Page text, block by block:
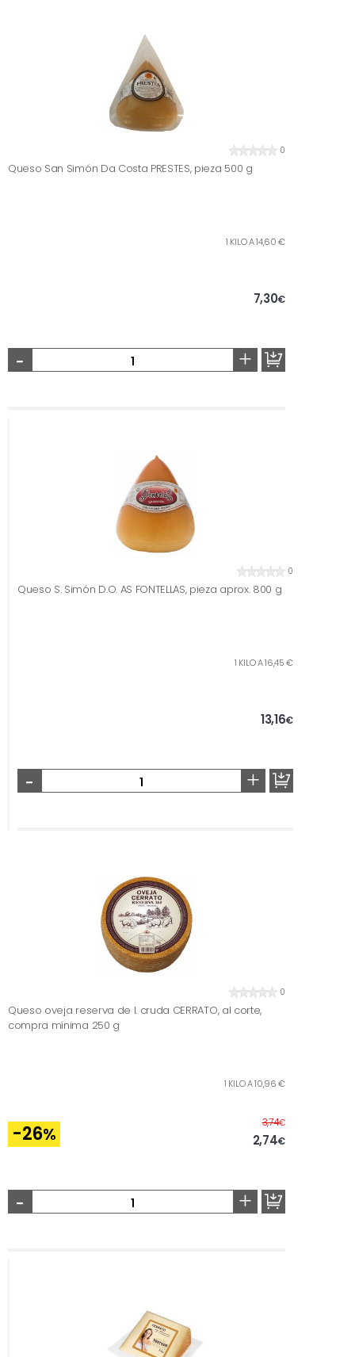
0
Queso San Simón Da Costa PRESTES, pieza 500 g
1 KILO A 14,60 €
7,30€
- +
0
Queso S. Simón D.O. AS FONTELLAS, pieza aprox. 800 g
1 KILO A 16,45 €
13,16€
- +
0
Queso oveja reserva de l. cruda CERRATO, al corte,
compra mínima 250 g
1 KILO A 10,96 €
-26%
3,74€Antes
2,74€
- +